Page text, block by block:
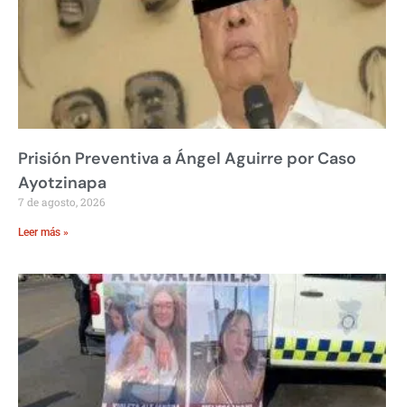
Prisión Preventiva a Ángel Aguirre por Caso
Ayotzinapa
7 de agosto, 2026
Leer más »